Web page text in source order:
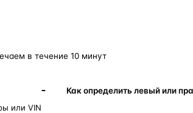
в течение 10 минут
или VIN
Как определить левый или